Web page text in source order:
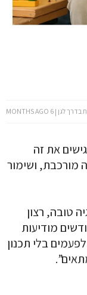
בדרך לגן 6 MONTHS AGO
את זה
מורכבת, ושימור
טובה, רצון
מודיעות
בלי תכנון